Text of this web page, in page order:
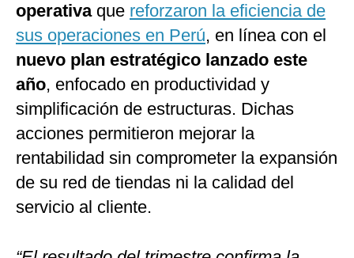
operativaque reforzaron la eficiencia de
sus operaciones en Perú, en línea con el
nuevo plan estratégico lanzado este
año, enfocado en productividad y
simplificación de estructuras. Dichas
acciones permitieron mejorar la
rentabilidad sin comprometer la expansión
de su red de tiendas ni la calidad del
servicio al cliente.